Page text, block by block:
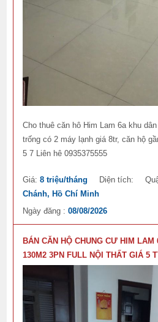
Cho thuê căn hô Him Lam 6a khu
trống có 2 máy lạnh giá 8tr, căn hộ
5 7 Liên hê 0935375555
Giá:8 triệu/tháng Diện tích:
Chánh, Hồ Chí Minh
Ngày đăng :08/08/2026
BÁN CĂN HỘ CHUNG CƯ HIM LAM
130M2 3PN FULL NỘI THẤT GIÁ 5